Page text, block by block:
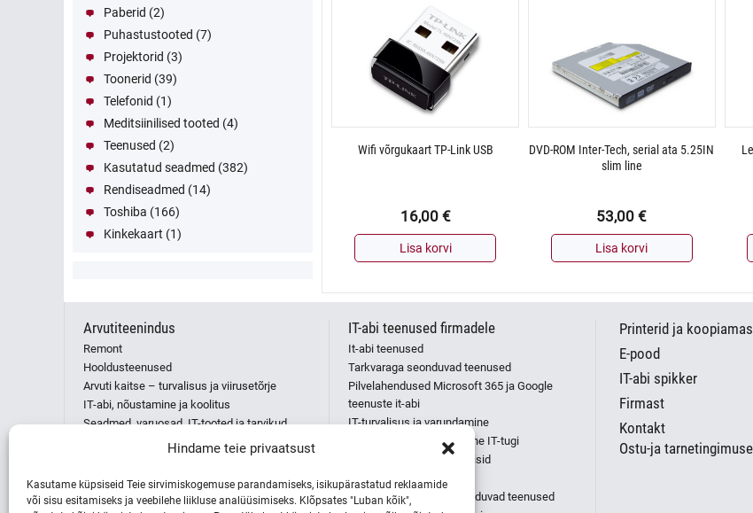
Hindame teie privaatsust
Kasutame küpsiseid Teie sirvimiskogemuse parandamiseks, isikupärastatud reklaamide
või sisu esitamiseks ja veebilehe liikluse analüüsimiseks. Klõpsates "Luban kõik",
Wifi võrgukaart TP-Link USB
16,00 €
Lisa korvi
DVD-ROM Inter-Tech, serial ata 5.25IN
slim line
53,00€
Lisa korvi
Paberid (2)
Puhastustooted (7)
Projektorid (3)
Toonerid (39)
Telefonid (1)
Meditsiinilised tooted (4)
Teenused (2)
Kasutatud seadmed (382)
Rendiseadmed (14)
Toshiba (166)
Kinkekaart (1)
Arvutiteenindus
Remont
Hooldusteenused
Arvuti kaitse – turvalisus ja viirusetõrje
IT-abi, nõustamine ja koolitus
Seadmed, varuosad, IT-tooted ja tarvikud
Tarkvaralised tööd
Teenused seadme järgi
Kõik Arvutiteeninduse teenused
IT-abi teenused firmadele
It-abi teenused
Tarkvaraga seonduvad teenused
Pilvelahendused Microsoft 365 ja Google
teenuste it-abi
IT-turvalisus ja varundamine
Tegevuse valdkonnapõhine IT-tugi
IT-tehniku töö tellimise viisid
Serveri ja võrgu tugi
Kodulehekülgedega seonduvad teenused
Printerid ja
E-pood
IT-abi spikker
Firmast
Kontakt
Ostu-ja